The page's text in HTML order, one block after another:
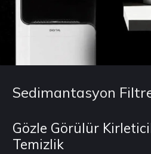
Sedimantasyon
Gözle Görülür
Temizlik